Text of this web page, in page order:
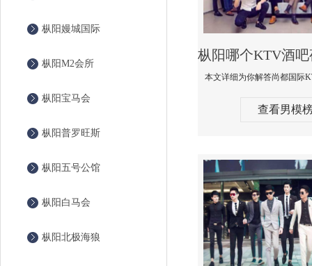
枞阳嫚城国际
枞阳M2会所
枞阳宝马会
枞阳普罗旺斯
枞阳五号公馆
枞阳白马会
枞阳北极海狼
查看男模